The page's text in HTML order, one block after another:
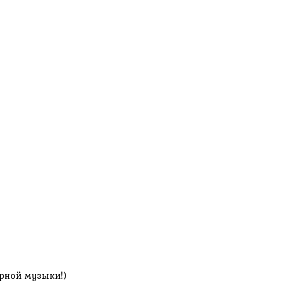
музыки!)